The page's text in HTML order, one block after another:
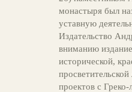
монастыря был
уставную
Издательство
вниманию издание
исторической,
проектов с